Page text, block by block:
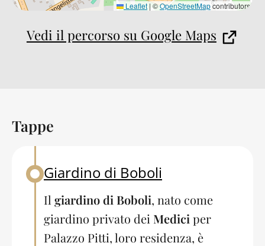
Leaflet |©OpenStreetMapcontributors
Vedi il percorso su Google Maps
Back to table of contents
Tappe
Back to table of contents
Giardino di Boboli
Il giardino di Boboli, nato come
giardino privato dei Medici per
Palazzo Pitti, loro residenza, è